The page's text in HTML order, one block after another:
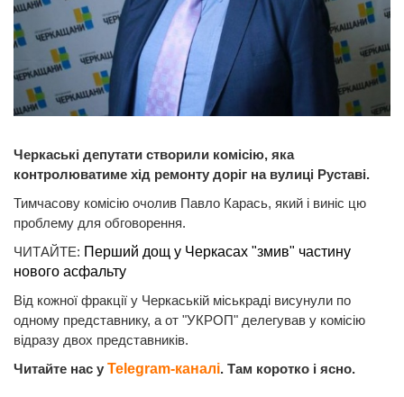
Черкаські депутати створили комісію, яка
контролюватиме хід ремонту доріг на вулиці Руставі.
Тимчасову комісію очолив Павло Карась, який і виніс цю
проблему для обговорення.
ЧИТАЙТЕ: Перший дощ у Черкасах "змив" частину
нового асфальту
Від кожної фракції у Черкаській міськраді висунули по
одному представнику, а от "УКРОП" делегував у комісію
відразу двох представників.
Читайте нас у Telegram-каналі. Там коротко і ясно.